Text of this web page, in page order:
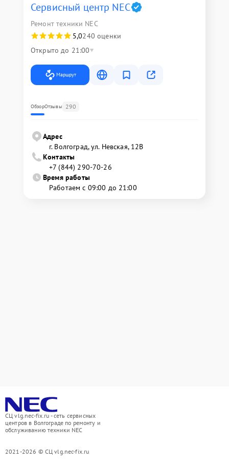
Сервисный центр NEC
Ремонт техники NEC
5,0240 оценки
Открыто до 21:00
Маршрут
ОбзорОтзывы 290
Адрес
г. Волгоград, ул. Невская, 12В
Контакты
+7 (844) 290-70-26
Время работы
Работаем с 09:00 до 21:00
СЦ vlg.nec-fix.ru - сеть сервисных
центров в Волгограде по ремонту и
обслуживанию техники NEC
2021-2026 © СЦ vlg.nec-fix.ru